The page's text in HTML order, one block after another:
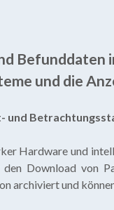
Befunddaten
und die
und
Hardware und
Download von
archiviert und